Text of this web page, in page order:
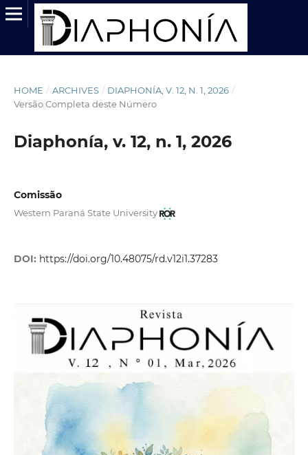
HOME / ARCHIVES / DIAPHONÍA, V. 12, N. 1, 2026 /
Versão Completa deste Número
Diaphonía, v. 12, n. 1, 2026
Comissão
Western Paraná State University
DOI: https://doi.org/10.48075/rd.v12i1.37283